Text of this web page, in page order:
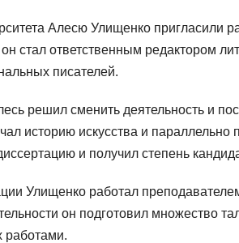
Алесю Улищенко пригласили
стал ответственным редактором
писателей.
решил сменить деятельность и
историю искусства и
и получил степень
Улищенко работал
он подготовил множество
работами.